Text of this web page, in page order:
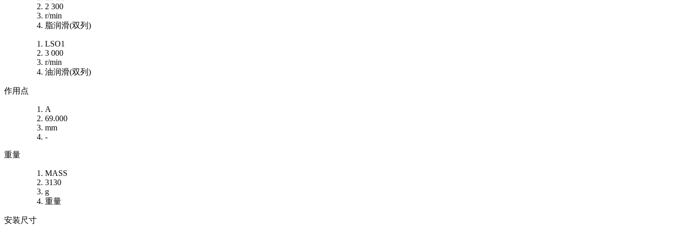
2 300
r/min
脂润滑(双列)
LSO1
3 000
r/min
油润滑(双列)
作用点
A
69.000
mm
-
重量
MASS
3130
g
重量
安装尺寸